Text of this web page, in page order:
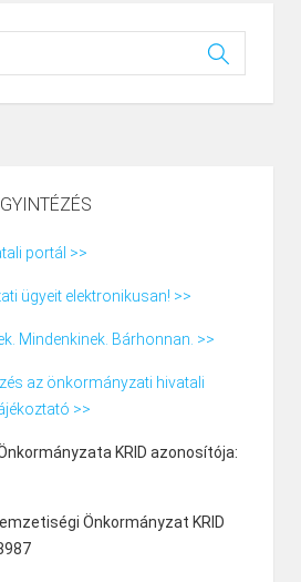
portál >>
ügyeit elektronikusan! >>
Mindenkinek. Bárhonnan. >>
az önkormányzati hivatali
>>
KRID azonosítója:
Önkormányzat KRID